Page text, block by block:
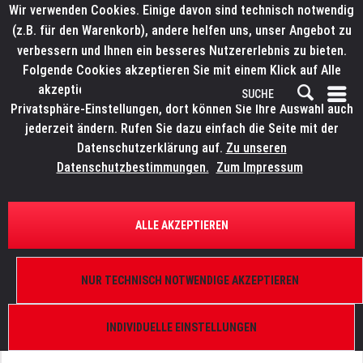
ÜBERSICHT ERSATZTEILE
ELATION 9900007722
Wir verwenden Cookies. Einige davon sind technisch notwendig
(z.B. für den Warenkorb), andere helfen uns, unser Angebot zu
verbessern und Ihnen ein besseres Nutzererlebnis zu bieten.
Folgende Cookies akzeptieren Sie mit einem Klick auf Alle
akzeptieren. Weitere Informationen finden Sie in den
Privatsphäre-Einstellungen, dort können Sie Ihre Auswahl auch
jederzeit ändern. Rufen Sie dazu einfach die Seite mit der
Datenschutzerklärung auf. Zu unseren
Datenschutzbestimmungen. Zum Impressum
INDIVIDUELLE EINSTELLUNGEN
NUR TECHNISCH NOTWENDIGE AKZEPTIEREN
ALLE AKZEPTIEREN